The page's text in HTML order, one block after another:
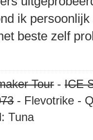
ik
beste zelf
Tour-ICE
- Flevotrike -
Tuna